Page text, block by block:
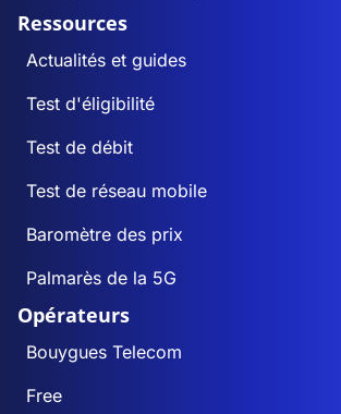
Ressources
Actualités et guides
Test d'éligibilité
Test de débit
Test de réseau mobile
Baromètre des prix
Palmarès de la 5G
Opérateurs
Bouygues Telecom
Free